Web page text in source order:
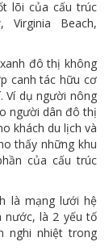
lõi của cấu trúc
Beach,
đô thị không
canh tác hữu cơ
Ví dụ người nông
người dân đô thị
khách du lịch và
thấy những khu
của cấu trúc
là mạng lưới hệ
nước, là 2 yếu tố
nghi nhiệt trong